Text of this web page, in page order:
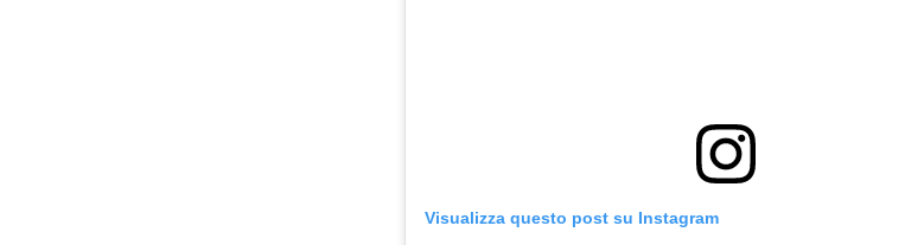
Visualizza questo post su Instagram